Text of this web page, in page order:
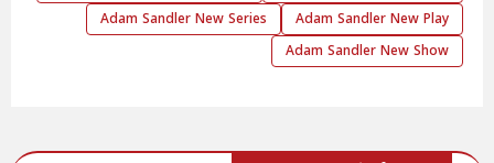
Adam Sandler New Play
Adam Sandler New Series
Adam Sandler New Show